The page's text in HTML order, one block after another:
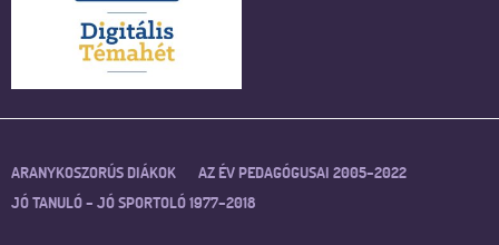
ARANYKOSZORÚS DIÁKOK
AZ ÉV PEDAGÓGUSAI 2005–2022
JÓ TANULÓ – JÓ SPORTOLÓ 1977–2018